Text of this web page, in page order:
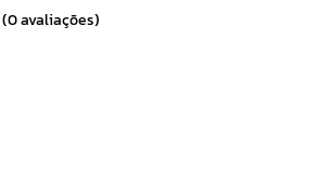
(0 avaliações)